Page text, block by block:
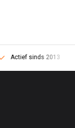
Actief sinds 2013